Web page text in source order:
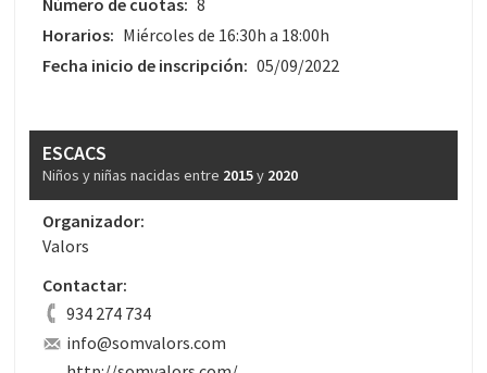
Número de cuotas: 8
Horarios: Miércoles de 16:30h a 18:00h
Fecha inicio de inscripción: 05/09/2022
ESCACS
Niños y niñas nacidas entre 2015y 2020
Organizador:
Valors
Contactar:
934 274 734
info@somvalors.com